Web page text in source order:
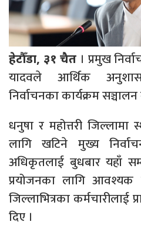
हेटौँडा, ३१ चैत । प्रमुख
यादवले आर्थिक
निर्वाचनका कार्यक्रम
धनुषा र महोत्तरी जिल्लामा
लागि खटिने मुख्य
अधिकृतलाई बुधबार यहाँ
प्रयोजनका लागि आवश्यक
जिल्लाभित्रका कर्मचारीलाई
दिए ।